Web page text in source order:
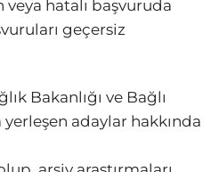
hatalı başvuruda
geçersiz
Bakanlığı ve Bağlı
adaylar hakkında